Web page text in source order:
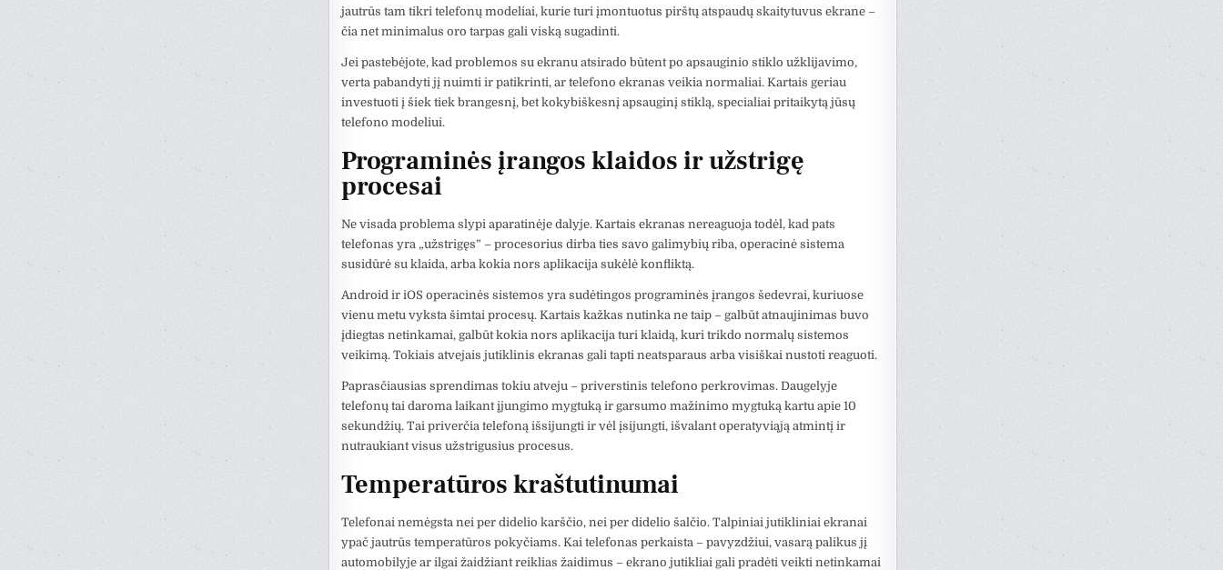
jautrūs tam tikri telefonų modeliai, kurie turi įmontuotus pirštų atspaudų skaitytuvus ekrane –
čia net minimalus oro tarpas gali viską sugadinti.
Jei pastebėjote, kad problemos su ekranu atsirado būtent po apsauginio stiklo užklijavimo,
verta pabandyti jį nuimti ir patikrinti, ar telefono ekranas veikia normaliai. Kartais geriau
investuoti į šiek tiek brangesnį, bet kokybiškesnį apsauginį stiklą, specialiai pritaikytą jūsų
telefono modeliui.
Programinės įrangos klaidos ir užstrigę
procesai
Ne visada problema slypi aparatinėje dalyje. Kartais ekranas nereaguoja todėl, kad pats
telefonas yra „užstrigęs” – procesorius dirba ties savo galimybių riba, operacinė sistema
susidūrė su klaida, arba kokia nors aplikacija sukėlė konfliktą.
Android ir iOS operacinės sistemos yra sudėtingos programinės įrangos šedevrai, kuriuose
vienu metu vyksta šimtai procesų. Kartais kažkas nutinka ne taip – galbūt atnaujinimas buvo
įdiegtas netinkamai, galbūt kokia nors aplikacija turi klaidą, kuri trikdo normalų sistemos
veikimą. Tokiais atvejais jutiklinis ekranas gali tapti neatsparaus arba visiškai nustoti reaguoti.
Paprasčiausias sprendimas tokiu atveju – priverstinis telefono perkrovimas. Daugelyje
telefonų tai daroma laikant įjungimo mygtuką ir garsumo mažinimo mygtuką kartu apie 10
sekundžių. Tai priverčia telefoną išsijungti ir vėl įsijungti, išvalant operatyviąją atmintį ir
nutraukiant visus užstrigusius procesus.
Temperatūros kraštutinumai
Telefonai nemėgsta nei per didelio karščio, nei per didelio šalčio. Talpiniai jutikliniai ekranai
ypač jautrūs temperatūros pokyčiams. Kai telefonas perkaista – pavyzdžiui, vasarą palikus jį
automobilyje ar ilgai žaidžiant reiklias žaidimus – ekrano jutikliai gali pradėti veikti netinkamai